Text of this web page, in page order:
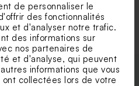
de personnaliser le
des fonctionnalités
et d'analyser notre trafic.
des informations sur
nos partenaires de
et d'analyse, qui peuvent
informations que vous
ont collectées lors de votre
+